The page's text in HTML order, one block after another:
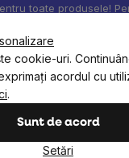
cookie-uri.
acordul cu
.
Sunt de acord
Setări
toate produsele!
Cumpără acum
verificate